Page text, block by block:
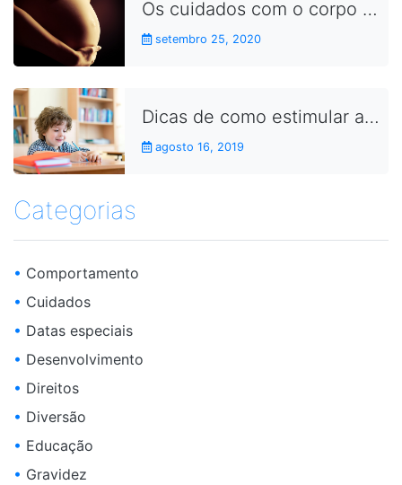
Os cuidados com o corpo durante a gravidez
setembro 25, 2020
Dicas de como estimular as crianças a fazerem as lições de casa
agosto 16, 2019
Categorias
• Comportamento
• Cuidados
• Datas especiais
• Desenvolvimento
• Direitos
• Diversão
• Educação
• Gravidez